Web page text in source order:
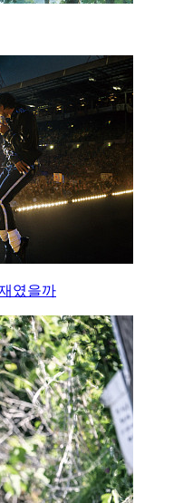
였을까